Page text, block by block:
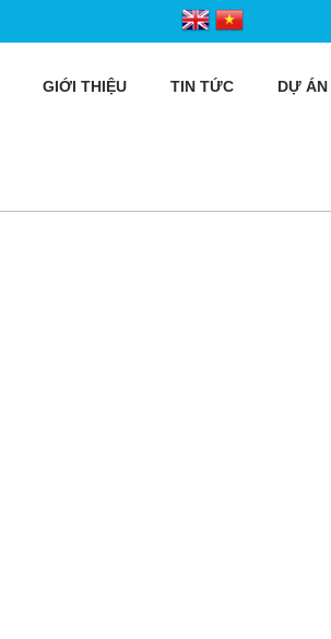
GIỚI THIỆU TIN TỨC DỰ ÁN